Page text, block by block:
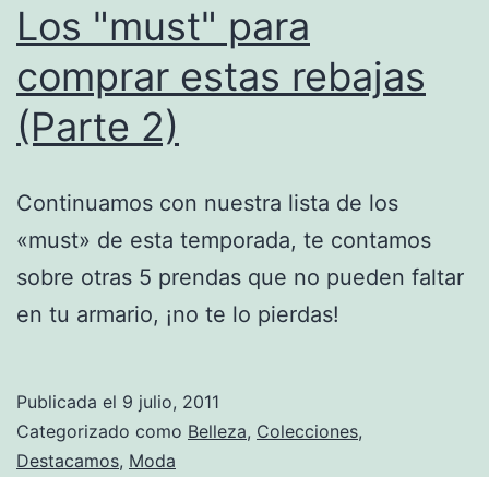
Los "must" para
comprar estas rebajas
(Parte 2)
Continuamos con nuestra lista de los
«must» de esta temporada, te contamos
sobre otras 5 prendas que no pueden faltar
en tu armario, ¡no te lo pierdas!
Publicada el 9 julio, 2011
Categorizado como Belleza, Colecciones,
Destacamos, Moda